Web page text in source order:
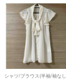
シャツ/ブラウス(半袖/袖な